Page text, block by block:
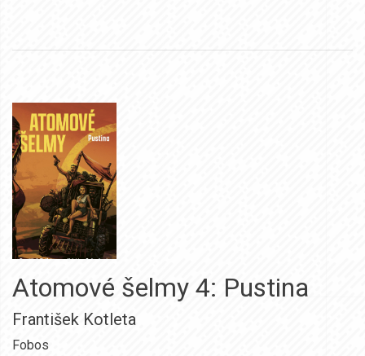
Atomové šelmy 4: Pustina
František Kotleta
Fobos